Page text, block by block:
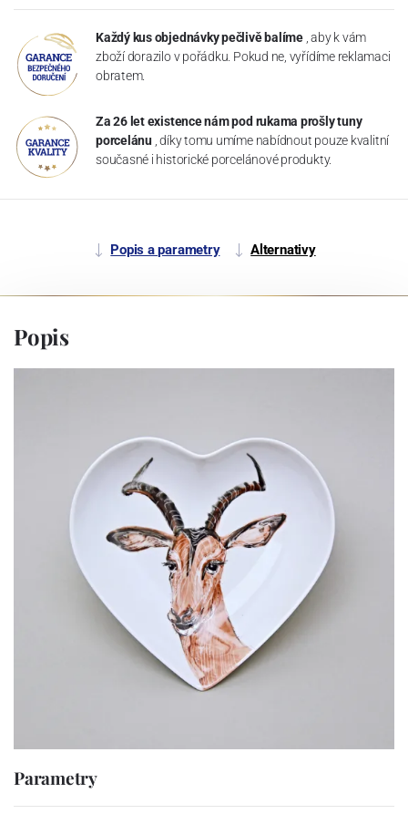
Každý kus objednávky pečlivě balíme , aby k vám
zboží dorazilo v pořádku. Pokud ne, vyřídíme reklamaci
obratem.
Za 26 let existence nám pod rukama prošly tuny
porcelánu , díky tomu umíme nabídnout pouze kvalitní
současné i historické porcelánové produkty.
Popis a parametry Alternativy
Popis
Parametry